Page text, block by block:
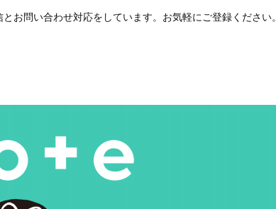
お問い合わせ対応をしています。お気軽にご登録ください。